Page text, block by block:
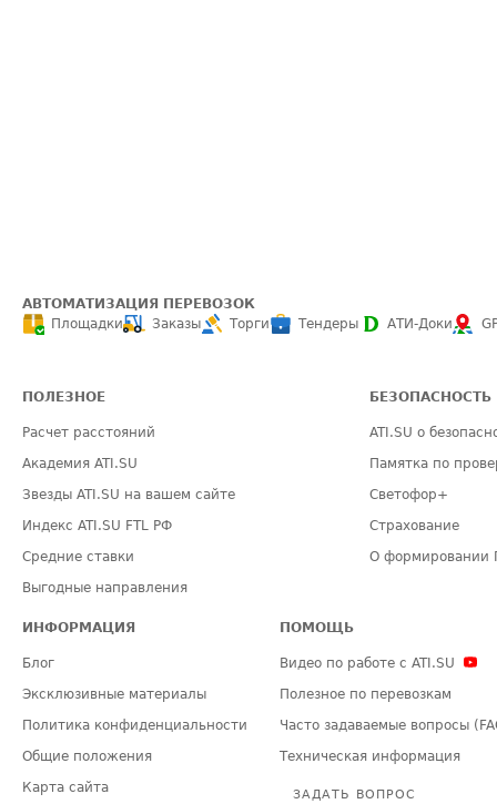
АВТОМАТИЗАЦИЯ ПЕРЕВОЗОК
Площадки
Заказы Торги Тендеры АТИ-Доки
ПОЛЕЗНОЕ
Расчет расстояний
Академия ATI.SU
Звезды ATI.SU на вашем сайте
Индекс ATI.SU FTL РФ
Средние ставки
Выгодные направления
БЕЗОПАСНОСТЬ
ATI.SU о
Памятка по
Светофор+
Страхование
О формировании
ИНФОРМАЦИЯ
Блог
Эксклюзивные материалы
Политика конфиденциальности
Общие положения
Карта сайта
ПОМОЩЬ
Видео по работе с ATI.SU
Полезное по перевозкам
Часто задаваемые вопросы
Техническая информация
ЗАДАТЬ ВОПРОС